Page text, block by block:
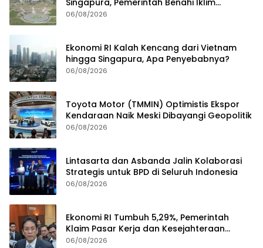
Investasi
06/08/2026
Ekonomi RI Kalah Kencang dari Vietnam
hingga Singapura, Apa Penyebabnya?
06/08/2026
Toyota Motor (TMMIN) Optimistis Ekspor
Kendaraan Naik Meski Dibayangi Geopolitik
06/08/2026
Lintasarta dan Asbanda Jalin Kolaborasi
Strategis untuk BPD di Seluruh Indonesia
06/08/2026
Ekonomi RI Tumbuh 5,29%, Pemerintah
Klaim Pasar Kerja dan Kesejahteraan
Membaik
06/08/2026